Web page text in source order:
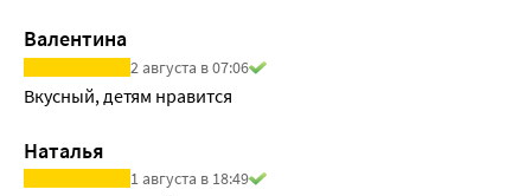
Валентина
2 августа в 07:06
Вкусный, детям нравится
Наталья
1 августа в 18:49